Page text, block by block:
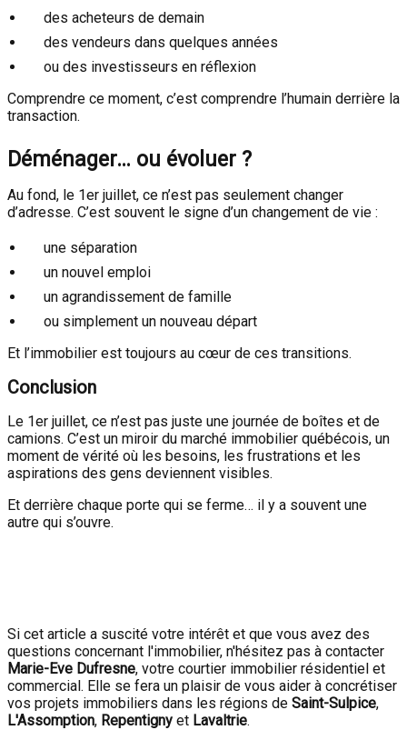
des acheteurs de demain
des vendeurs dans quelques années
ou des investisseurs en réflexion
Comprendre ce moment, c’est comprendre l’humain derrière la
transaction.
Déménager… ou évoluer ?
Au fond, le 1er juillet, ce n’est pas seulement changer
d’adresse. C’est souvent le signe d’un changement de vie :
une séparation
un nouvel emploi
un agrandissement de famille
ou simplement un nouveau départ
Et l’immobilier est toujours au cœur de ces transitions.
Conclusion
Le 1er juillet, ce n’est pas juste une journée de boîtes et de
camions. C’est un miroir du marché immobilier québécois, un
moment de vérité où les besoins, les frustrations et les
aspirations des gens deviennent visibles.
Et derrière chaque porte qui se ferme… il y a souvent une
autre qui s’ouvre.
Si cet article a suscité votre intérêt et que vous avez des
questions concernant l'immobilier, n'hésitez pas à contacter
Marie-Eve Dufresne, votre courtier immobilier résidentiel et
commercial. Elle se fera un plaisir de vous aider à concrétiser
vos projets immobiliers dans les régions de Saint-Sulpice,
L'Assomption, Repentigny et Lavaltrie.